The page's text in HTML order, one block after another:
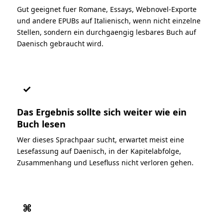
Gut geeignet fuer Romane, Essays, Webnovel-Exporte
und andere EPUBs auf Italienisch, wenn nicht einzelne
Stellen, sondern ein durchgaengig lesbares Buch auf
Daenisch gebraucht wird.
✓
Das Ergebnis sollte sich weiter wie ein
Buch lesen
Wer dieses Sprachpaar sucht, erwartet meist eine
Lesefassung auf Daenisch, in der Kapitelabfolge,
Zusammenhang und Lesefluss nicht verloren gehen.
⌘